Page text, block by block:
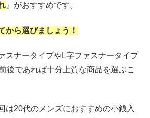
』がおすすめです。
から選びましょう！
スナータイプやL字ファスナータイプ
後であれば十分上質な商品を選ぶこ
は20代のメンズにおすすめの小銭入